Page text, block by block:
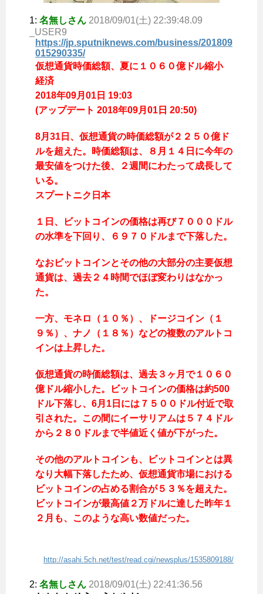
1: 名無しさん 2018/09/01(土) 22:39:48.09
_USER9
https://jp.sputniknews.com/business/201809
015290335/
仮想通貨時価総額、夏に１０６０億ドル縮小
経済
2018年09月01日 19:03
(アップデート 2018年09月01日 20:50)
8月31日、仮想通貨の時価総額が２２５０億ド
ルを超えた。時価総額は、８月１４日に今年の
最安値をつけた後、２週間にわたって成長して
いる。
スプートニク日本
１日、ビットコインの価格は再び７０００ドル
の水準を下回り、６９７０ドルまで下落した。
なおビットコインとその他の大部分の主要仮想
通貨は、過去２４時間でほぼ変わりはなかっ
た。
一方、モネロ（１０％）、ドージコイン（１
９％）、ナノ（１８％）などの複数のアルトコ
インは上昇した。
仮想通貨の時価総額は、過去３ヶ月で１０６０
億ドル縮小した。ビットコインの価格は約500
ドル下落し、6月1日には７５００ドル付近で取
引された。この間にイーサリアムは５７４ドル
から２８０ドルまで半値近く値が下がった。
その他のアルトコインも、ビットコインとは異
なり大幅下落したため、仮想通貨市場における
ビットコインの占める割合が５３％を超えた。
ビットコインが最高値２万ドルに達した昨年１
２月も、このような高い数値だった。
http://asahi.5ch.net/test/read.cgi/newsplus/1535809188/
2: 名無しさん 2018/09/01(土) 22:41:36.56